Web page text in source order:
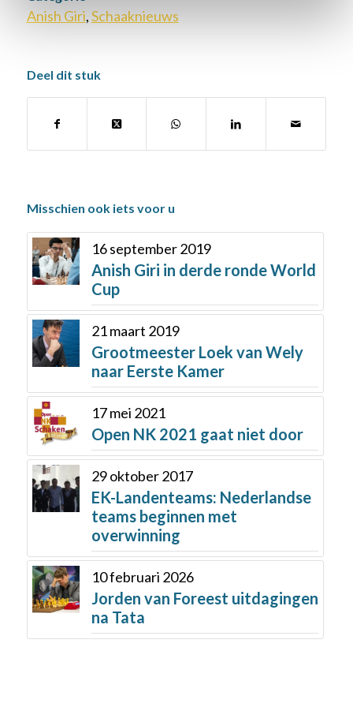
Anish Giri,Schaaknieuws
Deel dit stuk
Misschien ook iets voor u
16 september 2019
Anish Giri in derde ronde World
Cup
21 maart 2019
Grootmeester Loek van Wely
naar Eerste Kamer
17 mei 2021
Open NK 2021 gaat niet door
29 oktober 2017
EK-Landenteams: Nederlandse
teams beginnen met
overwinning
10 februari 2026
Jorden van Foreest uitdagingen
na Tata